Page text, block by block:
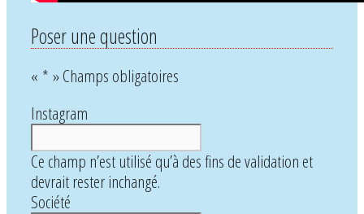
Poser une question
« * » Champs obligatoires
Instagram
Ce champ n’est utilisé qu’à des fins de validation et
devrait rester inchangé.
Société